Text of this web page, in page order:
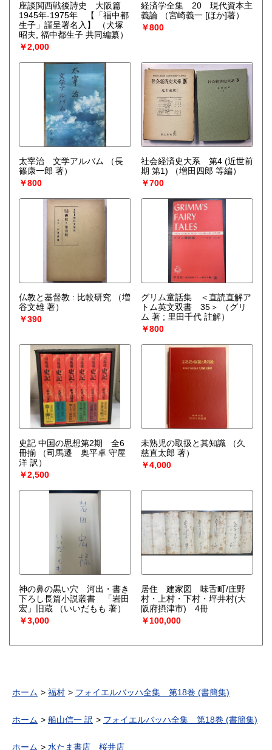
座談関西戦後詩史 大阪篇
1945年-1975年 【「福中都
生子」謹呈署名入】
（犬塚
昭夫, 福中都生子 共同編纂）
￥2,000
経済学全集 20 現代資本主
義論
（宮崎義一 [ほか]著）
￥800
太宰治 文学アルバム
（長
篠康一郎 著）
￥800
社会経済史大系 第4 (近世前
期 第1)
（増田四郎 等編）
￥700
仏教と基督教 : 比較研究
（増
谷文雄 著）
￥390
グリム童話集 ＜直読直解ア
トム英文双書 35＞
（グリ
ム 著 ; 里田千代 註解）
￥800
史記 中国の思想第2期 全6
冊揃
（司馬遷 奥平卓 守屋
洋 訳）
￥2,500
未熟児の取扱と其知識
（久
慈直太郎 著）
￥4,000
神の鼻の黒い穴 河出・書き
下ろし長篇小説叢書 「岩田
宏」旧蔵
（いいだもも 著）
￥3,000
居住 建家図 味舌町/庄野
村・上村・下村・坪井村(大
阪府摂津市) 4冊
￥100,000
ホーム 福村 フォイエルバッハ全集 第18巻 (書簡集)
ホーム 船山信一 訳 フォイエルバッハ全集 第18巻 (書簡集)
ホーム 水たま書店 桜井店